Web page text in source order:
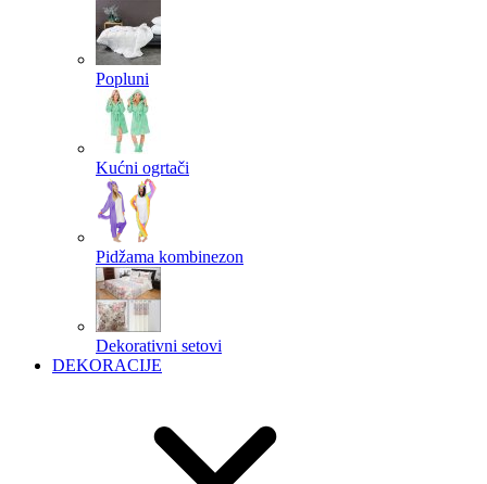
Popluni
Kućni ogrtači
Pidžama kombinezon
Dekorativni setovi
DEKORACIJE